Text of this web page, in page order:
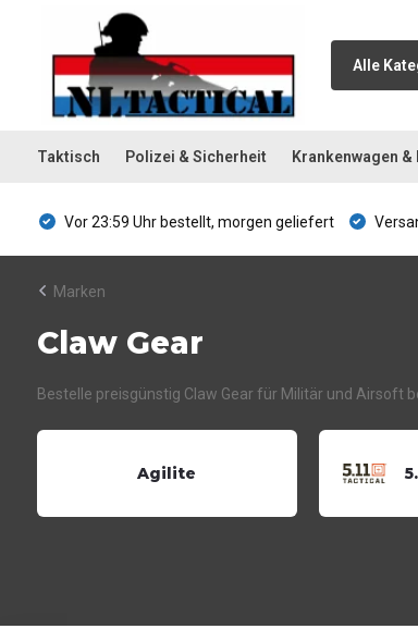
Alle
Taktisch Polizei & Sicherheit Krankenwagen &
Vor 23:59 Uhr bestellt, morgen geliefert
Marken
Claw Gear
Bestelle preisgünstig Claw Gear für Militär und Airsoft
Agilite